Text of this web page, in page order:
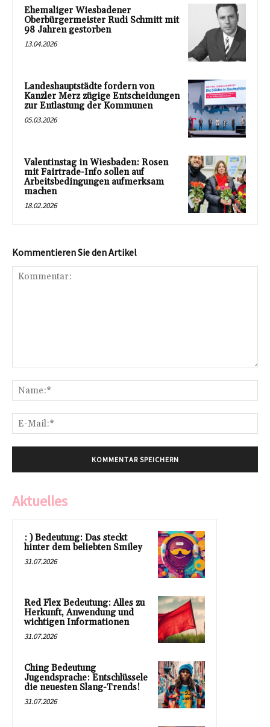
Ehemaliger Wiesbadener
Oberbürgermeister Rudi Schmitt mit
98 Jahren gestorben
13.04.2026
Landeshauptstädte fordern von
Kanzler Merz zügige Entscheidungen
zur Entlastung der Kommunen
05.03.2026
Valentinstag in Wiesbaden: Rosen
mit Fairtrade-Info sollen auf
Arbeitsbedingungen aufmerksam
machen
18.02.2026
Kommentieren Sie den Artikel
Aktuelles
: ) Bedeutung: Das steckt
hinter dem beliebten Smiley
31.07.2026
Red Flex Bedeutung: Alles zu
Herkunft, Anwendung und
wichtigen Informationen
31.07.2026
Ching Bedeutung
Jugendsprache: Entschlüssele
die neuesten Slang-Trends!
31.07.2026